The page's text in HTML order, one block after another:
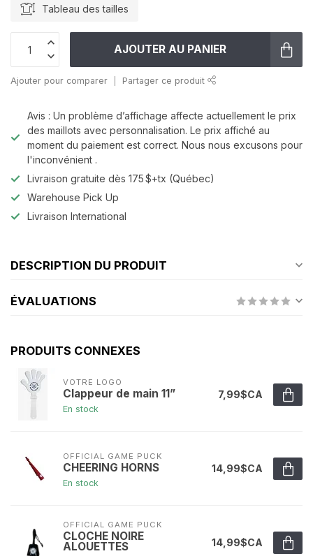
Tableau des tailles
AJOUTER AU PANIER
Ajouter pour comparer Partager ce produit
Avis : Un problème d’affichage affecte actuellement le prix
des maillots avec personnalisation. Le prix affiché au
moment du paiement est correct. Nous nous excusons pour
l'inconvénient .
Livraison gratuite dès 175 $+tx (Québec)
Warehouse Pick Up
Livraison International
DESCRIPTION DU PRODUIT
ÉVALUATIONS
PRODUITS CONNEXES
VOTRE LOGO
Clappeur de main 11”
En stock
7,99$CA
OFFICIAL GAME PUCK
CHEERING HORNS
En stock
14,99$CA
OFFICIAL GAME PUCK
CLOCHE NOIRE
ALOUETTES 14,99$CA